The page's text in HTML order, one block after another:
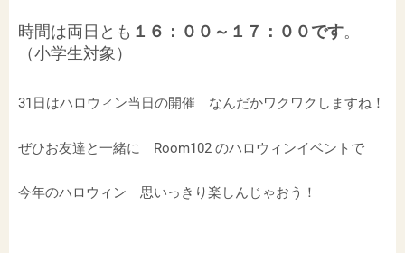
時間は両日とも １６：００～１７：００です。
（小学生対象）
31日はハロウィン当日の開催 なんだかワクワクしますね！
ぜひお友達と一緒に Room102 のハロウィンイベントで
今年のハロウィン 思いっきり楽しんじゃおう！